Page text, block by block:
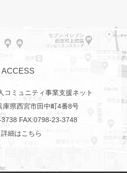
ACCESS
コミュニティ事業支援ネット
庫県西宮市田中町4番8号
FAX:0798-23-3748
詳細はこちら